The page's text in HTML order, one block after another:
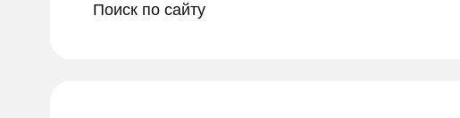
Поиск по сайту